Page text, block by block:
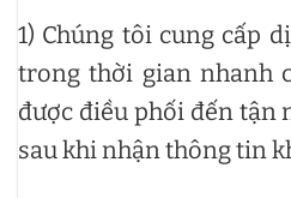
1) Chúng tôi cung cấp
trong thời gian nhanh
được điều phối đến tận
sau khi nhận thông tin